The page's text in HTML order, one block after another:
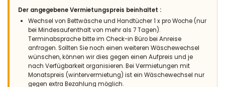
Der angegebene Vermietungspreis beinhaltet :
Wechsel von Bettwäsche und Handtücher 1 x pro Woche (nur
bei Mindesaufenthalt von mehr als 7 Tagen).
Terminabsprache bitte im Check-in Büro bei Anreise
anfragen. Sollten Sie noch einen weiteren Wäschewechsel
wünschen, können wir dies gegen einen Aufpreis und je
nach Verfügbarkeit organisieren. Bei Vermietungen mit
Monatspreis (wintervermietung) ist ein Wäschewechsel nur
gegen extra Bezahlung möglich.